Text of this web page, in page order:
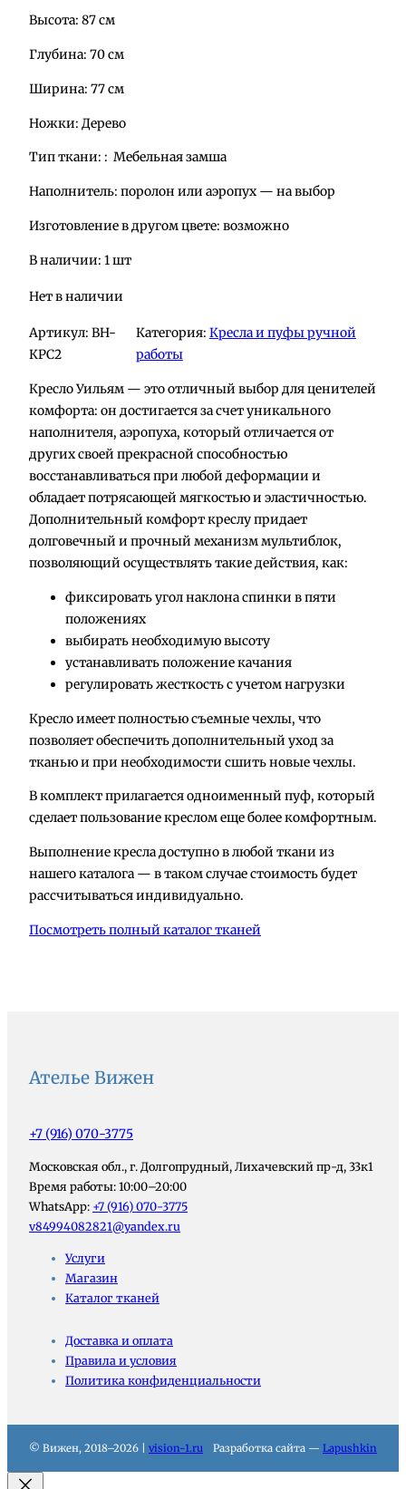
Высота: 87 см
Глубина: 70 см
Ширина: 77 см
Ножки: Дерево
Тип ткани: : Мебельная замша
Наполнитель: поролон или аэропух — на выбор
Изготовление в другом цвете: возможно
В наличии: 1 шт
Нет в наличии
Артикул: BH-
КРС2
Категория: Кресла и пуфы ручной
работы
Кресло Уильям — это отличный выбор для ценителей
комфорта: он достигается за счет уникального
наполнителя, аэропуха, который отличается от
других своей прекрасной способностью
восстанавливаться при любой деформации и
обладает потрясающей мягкостью и эластичностью.
Дополнительный комфорт креслу придает
долговечный и прочный механизм мультиблок,
позволяющий осуществлять такие действия, как:
фиксировать угол наклона спинки в пяти
положениях
выбирать необходимую высоту
устанавливать положение качания
регулировать жесткость с учетом нагрузки
Кресло имеет полностью съемные чехлы, что
позволяет обеспечить дополнительный уход за
тканью и при необходимости сшить новые чехлы.
В комплект прилагается одноименный пуф, который
сделает пользование креслом еще более комфортным.
Выполнение кресла доступно в любой ткани из
нашего каталога — в таком случае стоимость будет
рассчитываться индивидуально.
Посмотреть полный каталог тканей
Ателье Вижен
+7 (916) 070-3775
Московская обл., г. Долгопрудный, Лихачевский пр-д, 33к1
Время работы: 10:00–20:00
WhatsApp: +7 (916) 070-3775
v84994082821@yandex.ru
Услуги
Магазин
Каталог тканей
Доставка и оплата
Правила и условия
Политика конфиденциальности
© Вижен, 2018–2026 | vision-1.ru Разработка сайта — Lapushkin